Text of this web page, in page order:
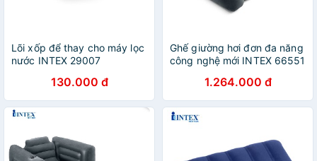
Lõi xốp để thay cho máy lọc
nước INTEX 29007
130.000 đ
Ghế giường hơi đơn đa năng
công nghệ mới INTEX 66551
1.264.000 đ